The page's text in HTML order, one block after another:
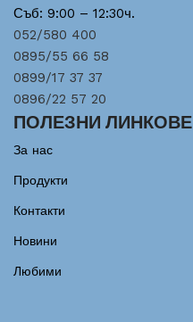
Съб: 9:00 – 12:30ч.
052/580 400
0895/55 66 58
0899/17 37 37
0896/22 57 20
ПОЛЕЗНИ ЛИНКОВЕ
За нас
Продукти
Контакти
Новини
Любими